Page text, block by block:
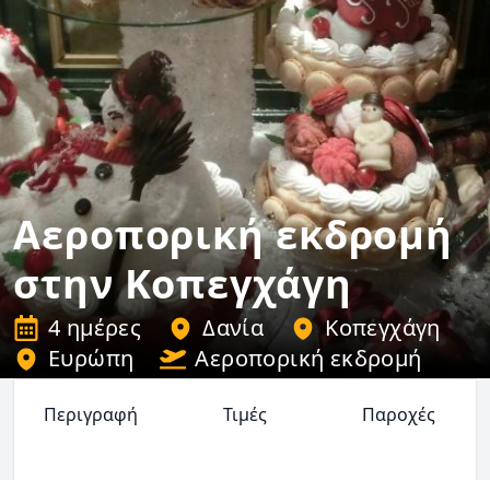
Αεροπορική εκδρομή
στην Κοπεγχάγη
4 ημέρες Δανία
Κοπεγχάγη
Ευρώπη
Αεροπορική εκδρομή
Περιγραφή Τιμές Παροχές